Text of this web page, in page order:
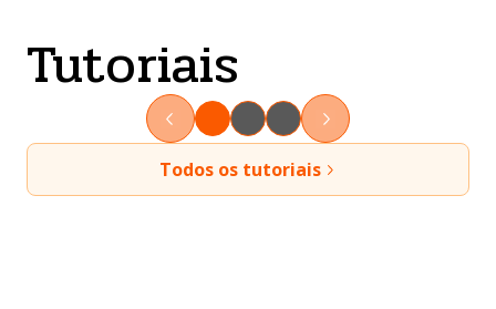
Tutoriais
Todos os tutoriais